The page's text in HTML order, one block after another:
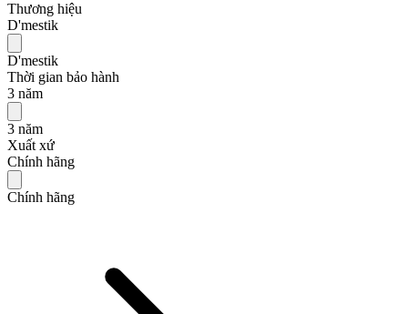
Thương hiệu
D'mestik
D'mestik
Thời gian bảo hành
3 năm
3 năm
Xuất xứ
Chính hãng
Chính hãng